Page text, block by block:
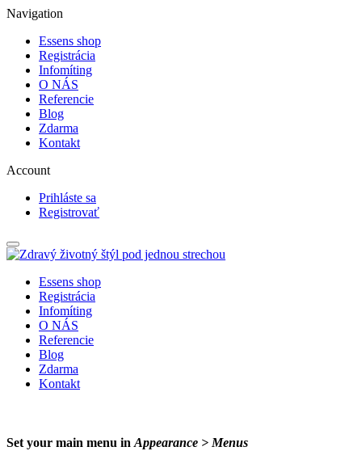
Navigation
Essens shop
Registrácia
Infomíting
O NÁS
Referencie
Blog
Zdarma
Kontakt
Account
Prihláste sa
Registrovať
Essens shop
Registrácia
Infomíting
O NÁS
Referencie
Blog
Zdarma
Kontakt
Set your main menu in Appearance > Menus